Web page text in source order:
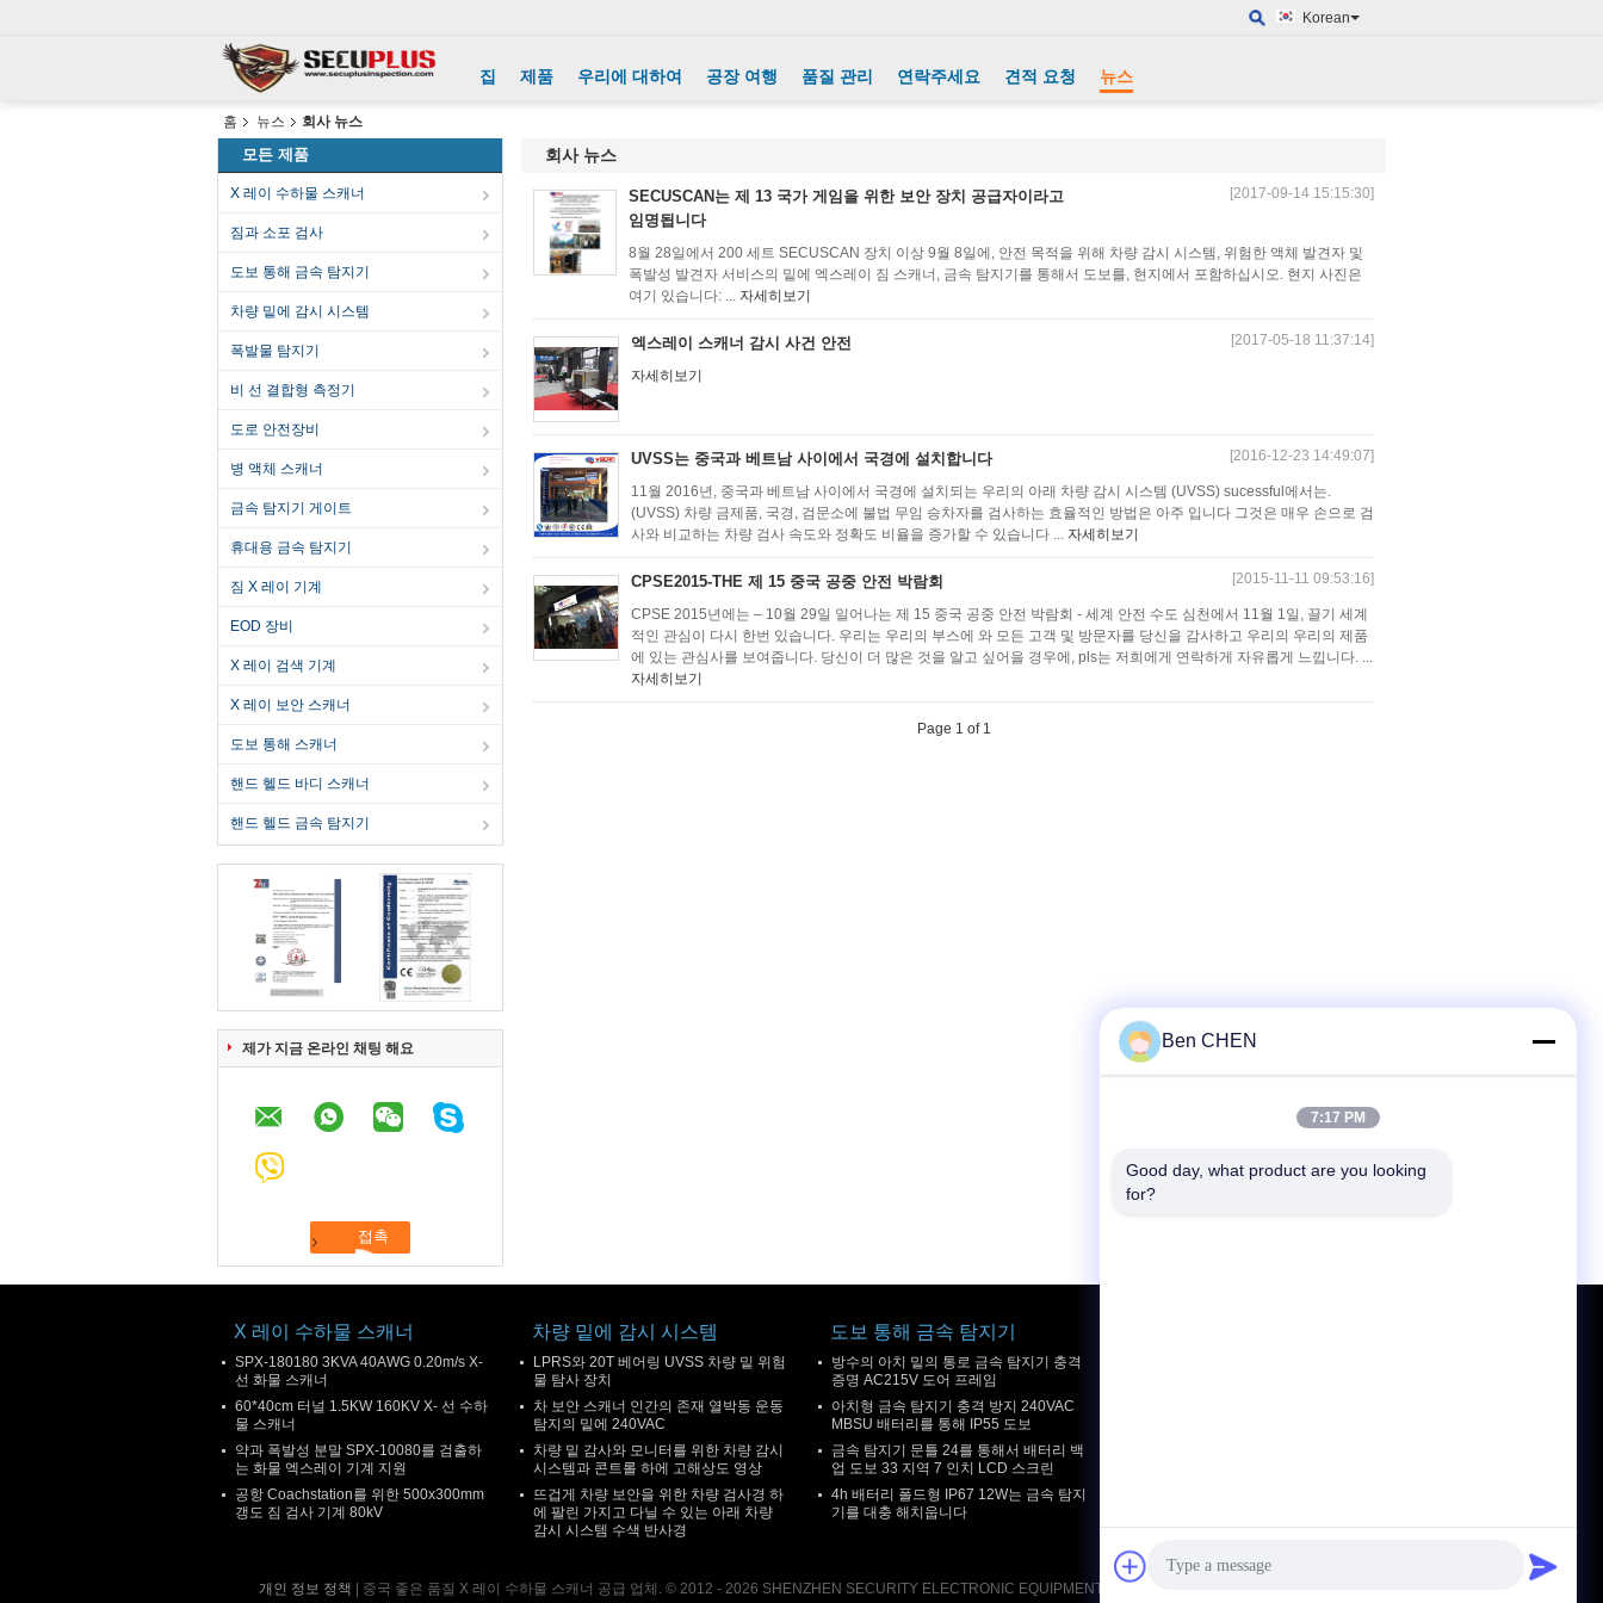
Korean
집 제품 우리에 대하여 공장 여행 품질 관리 연락주세요 견적 요청 뉴스
홈 뉴스 회사 뉴스
모든 제품
X 레이 수하물 스캐너
짐과 소포 검사
도보 통해 금속 탐지기
차량 밑에 감시 시스템
폭발물 탐지기
비 선 결합형 측정기
도로 안전장비
병 액체 스캐너
금속 탐지기 게이트
휴대용 금속 탐지기
짐 X 레이 기계
EOD 장비
X 레이 검색 기계
X 레이 보안 스캐너
도보 통해 스캐너
핸드 헬드 바디 스캐너
핸드 헬드 금속 탐지기
제가 지금 온라인 채팅 해요
회사 뉴스
SECUSCAN는 제 13 국가 게임을 위한 보안 장치 공급자이라고
임명됩니다
[2017-09-14 15:15:30]
8월 28일에서 200 세트 SECUSCAN 장치 이상 9월 8일에, 안전 목적을 위해 차량 감시 시스템, 위험한 액체 발견자 및
폭발성 발견자 서비스의 밑에 엑스레이 짐 스캐너, 금속 탐지기를 통해서 도보를, 현지에서 포함하십시오. 현지 사진은
여기 있습니다: ... 자세히보기
엑스레이 스캐너 감시 사건 안전 [2017-05-18 11:37:14]
자세히보기
UVSS는 중국과 베트남 사이에서 국경에 설치합니다 [2016-12-23 14:49:07]
11월 2016년, 중국과 베트남 사이에서 국경에 설치되는 우리의 아래 차량 감시 시스템 (UVSS) sucessful에서는.
(UVSS) 차량 금제품, 국경, 검문소에 불법 무임 승차자를 검사하는 효율적인 방법은 아주 입니다 그것은 매우 손으로 검
사와 비교하는 차량 검사 속도와 정확도 비율을 증가할 수 있습니다 ... 자세히보기
CPSE2015-THE 제 15 중국 공중 안전 박람회 [2015-11-11 09:53:16]
CPSE 2015년에는 – 10월 29일 일어나는 제 15 중국 공중 안전 박람회 - 세계 안전 수도 심천에서 11월 1일, 끌기 세계
적인 관심이 다시 한번 있습니다. 우리는 우리의 부스에 와 모든 고객 및 방문자를 당신을 감사하고 우리의 우리의 제품
에 있는 관심사를 보여줍니다. 당신이 더 많은 것을 알고 싶어을 경우에, pls는 저희에게 연락하게 자유롭게 느낍니다. ...
자세히보기
Page 1 of 1
X 레이 수하물 스캐너
SPX-180180 3KVA 40AWG 0.20m/s X-
선 화물 스캐너
60*40cm 터널 1.5KW 160KV X- 선 수하
물 스캐너
약과 폭발성 분말 SPX-10080를 검출하
는 화물 엑스레이 기계 지원
공항 Coachstation를 위한 500x300mm
갱도 짐 검사 기계 80kV
차량 밑에 감시 시스템
LPRS와 20T 베어링 UVSS 차량 밑 위험
물 탐사 장치
차 보안 스캐너 인간의 존재 열박동 운동
탐지의 밑에 240VAC
차량 밑 감사와 모니터를 위한 차량 감시
시스템과 콘트롤 하에 고해상도 영상
뜨겁게 차량 보안을 위한 차량 검사경 하
에 팔린 가지고 다닐 수 있는 아래 차량
감시 시스템 수색 반사경
도보 통해 금속 탐지기
방수의 아치 밑의 통로 금속 탐지기 충격
증명 AC215V 도어 프레임
아치형 금속 탐지기 충격 방지 240VAC
MBSU 배터리를 통해 IP55 도보
금속 탐지기 문틀 24를 통해서 배터리 백
업 도보 33 지역 7 인치 LCD 스크린
4h 배터리 폴드형 IP67 12W는 금속 탐지
기를 대충 해치웁니다
개인 정보 정책 | 중국 좋은 품질 X 레이 수하물 스캐너 공급 업체. © 2012 - 2026 SHENZHEN SECURITY ELECTRONIC EQUIPMENT CO., LIMITED. All Rights Reserved.
Ben CHEN
7:17 PM
Good day, what product are you looking
for?